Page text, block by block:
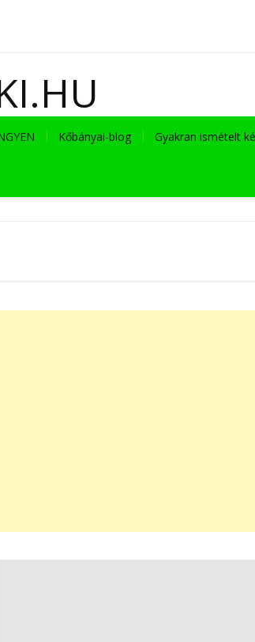
Kőbányai-blog Gyakran ismételt